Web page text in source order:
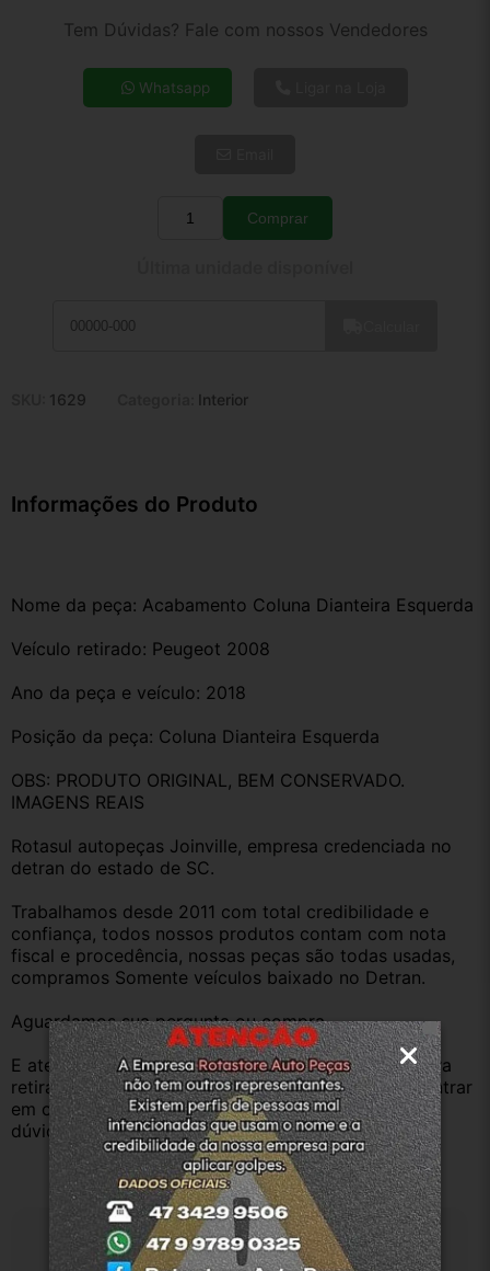
4x de R$ 26,33
5x de R$ 21,34
Tem Dúvidas? Fale com nossos Vendedores
Whatsapp
Quantidade
Comprar
1629 Interior
Informações do Produto
Nome da peça: Acabamento Coluna Dianteira Esquerda
Veículo retirado: Peugeot 2008
Ano da peça e veículo: 2018
Posição da peça: Coluna Dianteira Esquerda
OBS: PRODUTO ORIGINAL, BEM CONSERVADO.
IMAGENS REAIS
Rotasul autopeças Joinville, empresa credenciada no
detran do estado de SC.
Trabalhamos desde 2011 com total credibilidade e
confiança, todos nossos produtos contam com nota
fiscal e procedência, nossas peças são todas usadas,
compramos Somente veículos baixado no Detran.
Aguardamos sua pergunta ou compra.
E atenderemos o quanto antes, caso o cliente prefira
retirar na nossa loja física também aceitamos, só entrar
em contato com a equipe Rotasul e tiramos suas
dúvidas.
Especificações